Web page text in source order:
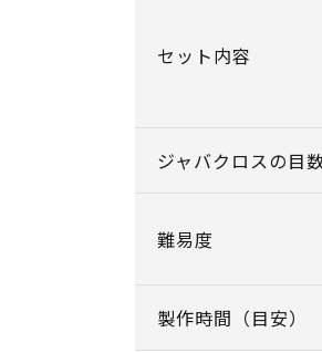
セット内容
ジャバクロスの目
難易度
製作時間（目安）